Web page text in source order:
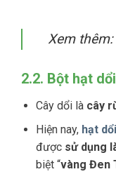
Xem thêm:
2.2. Bột hạt
Cây dổi là cây
Hiện nay, hạt dổi
được sử dụng
biệt “vàng Đen